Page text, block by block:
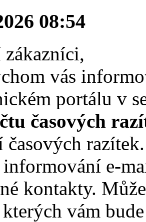
08:54
zákazníci,
vás
portálu v
časových
časových
informování e-
kontakty.
vám